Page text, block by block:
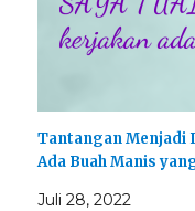
Tantangan Menjadi
Ada Buah Manis
Juli 28, 2022